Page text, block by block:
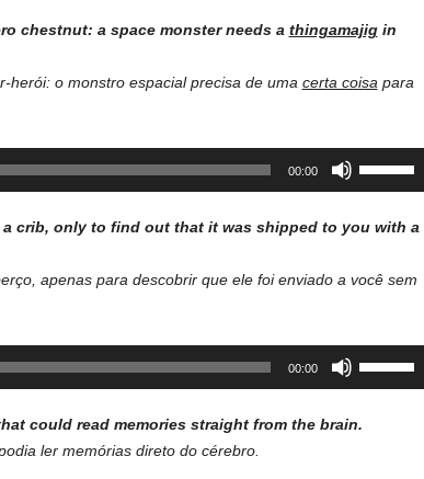
keys
increase
decrease
volume.
chestnut: a space monster needs a thingamajigin
herói: o monstro espacial precisa de uma certa coisa para
00:00
decrease
volume.
crib, only to find out that it was shipped to you with a
apenas para descobrir que ele foi enviado a você sem
00:00
could read memories straight from the brain.
ler memórias direto do cérebro.